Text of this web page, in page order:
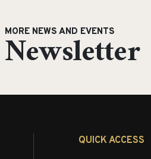
MORE NEWS AND EVENTS
Newsletter
QUICK ACCESS